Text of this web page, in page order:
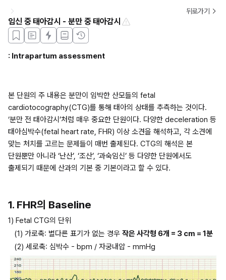
뒤로가기
임신 중 태아감시 - 분만 중 태아감시
: Intrapartum assessment
본 단원의 주 내용은 분만이 임박한 산모들의 fetal
cardiotocography(CTG)를 통해 태아의 상태를 추측하는 것이다.
‘분만 전 태아감시’처럼 매우 중요한 단원이다. 다양한 deceleration 등
태아심박수(fetal heart rate, FHR) 이상 소견을 해석하고, 각 소견에
맞는 처치를 고르는 문제들이 매번 출제된다. CTG의 해석은 본
단원뿐만 아니라 ‘난산’, ‘조산’, ‘과숙임신’ 등 다양한 단원에서도
출제되기 때문에 산과의 기본 중 기본이라고 할 수 있다.
1. FHR의 Baseline
1) Fetal CTG의 단위
(1) 가로축: 별다른 표기가 없는 경우 작은 사각형 6개 = 3 cm = 1분
(2) 세로축: 심박수 - bpm / 자궁내압 - mmHg